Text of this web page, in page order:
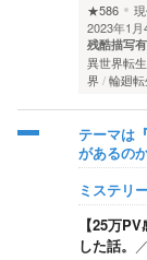
★586
2023年1
残酷描写
異世界転生
界
輪廻転
テーマは
があるの
ミステリ
【25万
した話。 ／